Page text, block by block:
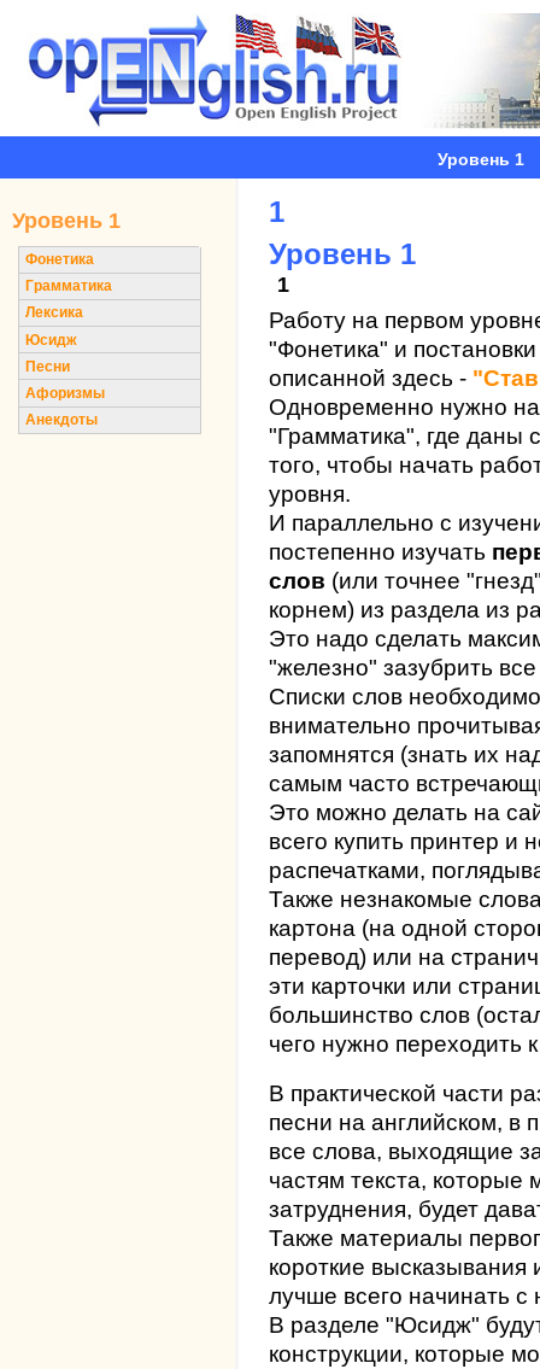
Уровень 1
Уровень 1
Фонетика
Грамматика
Лексика
Юсидж
Песни
Афоризмы
Анекдоты
1
Уровень 1
1
Работу на первом
"Фонетика" и
описанной здесь -
Одновременно нужно
"Грамматика", где даны
того, чтобы начать
уровня.
И параллельно с
постепенно изучать
слов (или точнее
корнем) из раздела из
Это надо сделать
"железно" зазубрить
Списки слов
внимательно
запомнятся (знать их
самым часто
Это можно делать на
всего купить принтер и
распечатками,
Также незнакомые
картона (на одной
перевод) или на
эти карточки или
большинство слов
чего нужно переходить
В практической части
песни на английском, в
все слова, выходящие
частям текста, которые
затруднения, будет
Также материалы
короткие высказывания
лучше всего начинать
В разделе "Юсидж"
конструкции, которые